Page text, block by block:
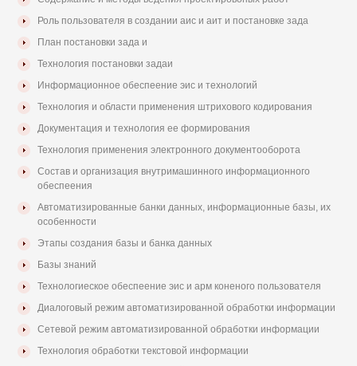
Роль пользователя в создании аис и аит и постановке зада
План постановки зада и
Технология постановки задаи
Информационное обеспеение эис и технологий
Технология и области применения штрихового кодирования
Документация и технология ее формирования
Технология применения электронного документооборота
Состав и организация внутримашинного информационного
обеспеения
Автоматизированные банки данных, информационные базы, их
особенности
Этапы создания базы и банка данных
Базы знаний
Технологиеское обеспеение эис и арм коненого пользователя
Диалоговый режим автоматизированной обработки информации
Сетевой режим автоматизированной обработки информации
Технология обработки текстовой информации